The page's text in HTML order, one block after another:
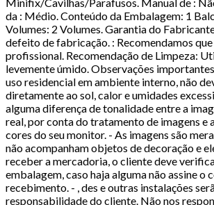
da : Médio. Conteúdo da Embalagem: 1
Volumes: 2 Volumes. Garantia do
defeito de fabricação. : Recomendamos
profissional. Recomendação de Limpeza:
levemente úmido. Observações
uso residencial em ambiente interno, não
diretamente ao sol, calor e umidades
alguma diferença de tonalidade entre a
real, por conta do tratamento de imagens e
cores do seu monitor. - As imagens são
não acompanham objetos de decoração e
receber a mercadoria, o cliente deve
embalagem, caso haja alguma não assine o
recebimento. - , des e outras instalações
responsabilidade do cliente. Não nos